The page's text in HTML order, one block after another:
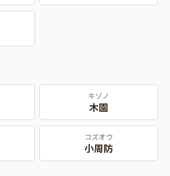
キゾノ
木園
コズオウ
小周防